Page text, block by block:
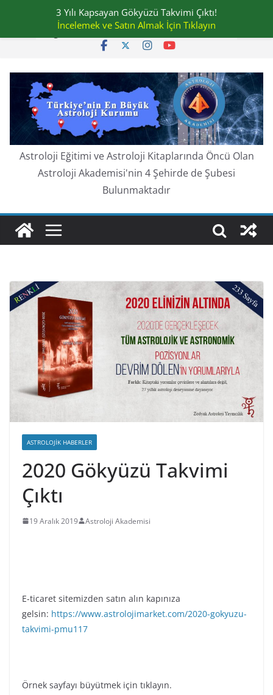
content
Cuma, Ağustos 7, 2026
Astroloji Eğitimi ve Astroloji Kitaplarında Öncü Olan
Astroloji Akademisi'nin 4 Şehirde de Şubesi
Bulunmaktadır
ASTROLOJIK HABERLER
2020 Gökyüzü Takvimi
Çıktı
19 Aralık 2019 Astroloji Akademisi
E-ticaret sitemizden satın alın kapınıza
gelsin: https://www.astrolojimarket.com/2020-gokyuzu-
takvimi-pmu117
Örnek sayfayı büyütmek için tıklayın.
3 Yılı Kapsayan Gökyüzü Takvimi Çıktı!
İncelemek ve Satın Almak İçin Tıklayın